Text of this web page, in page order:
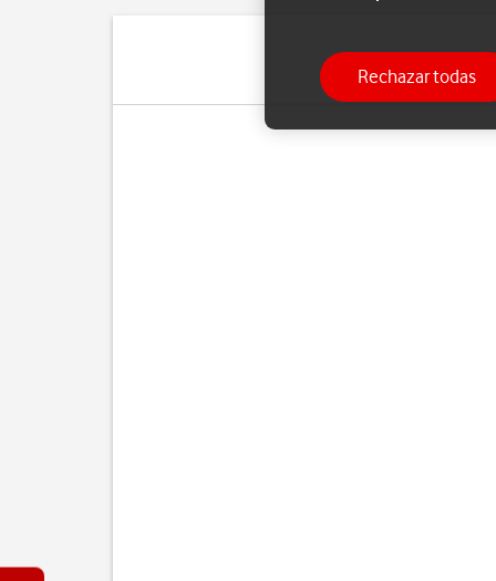
Si ya no
Rechazar todas